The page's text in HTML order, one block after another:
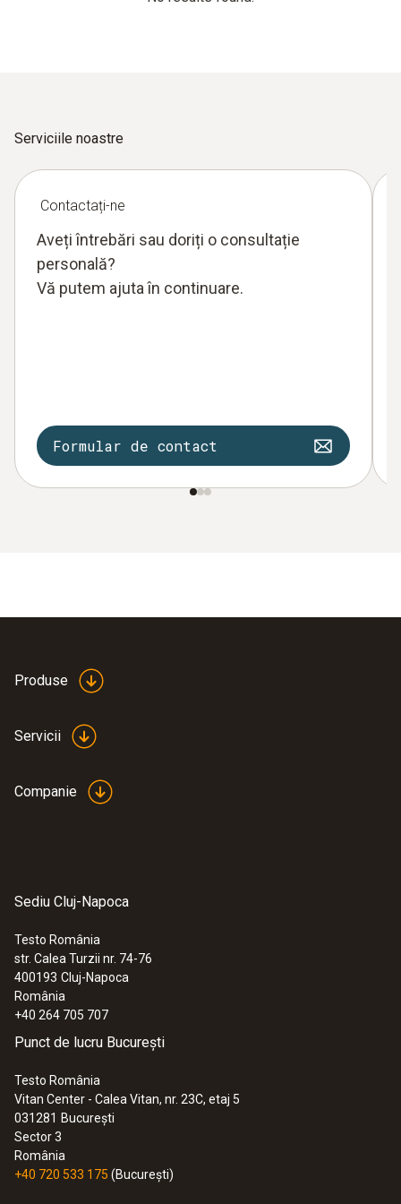
Serviciile noastre
Contactați-ne
Aveți întrebări sau doriți o consultație
personală?
Vă putem ajuta în continuare.
Formular de contact
Produse
Servicii
Companie
Sediu Cluj-Napoca
Testo România
str. Calea Turzii nr. 74-76
400193 Cluj-Napoca
România
+40 264 705 707
Punct de lucru București
Testo România
Vitan Center - Calea Vitan, nr. 23C, etaj 5
031281 București
Sector 3
România
+40 720 533 175 (București)